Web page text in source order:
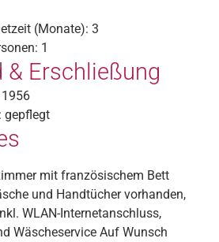
(Monate): 3
1
& Erschließung
1956
gepflegt
mit französischem Bett
und Handtücher vorhanden,
WLAN-Internetanschluss,
Wäscheservice Auf Wunsch